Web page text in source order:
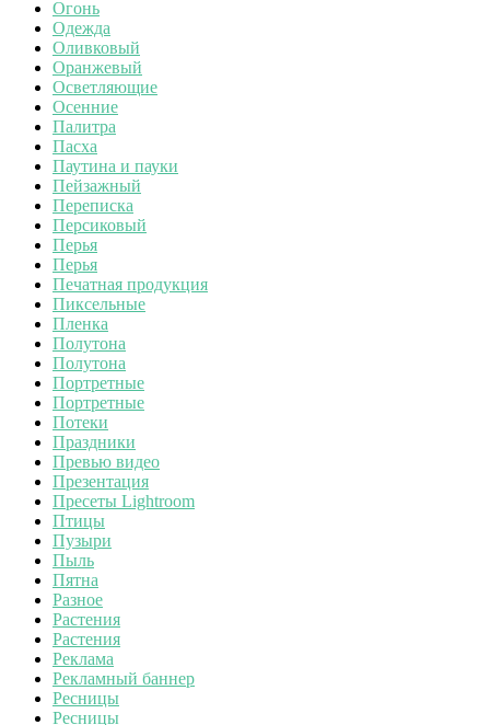
Огонь
Одежда
Оливковый
Оранжевый
Осветляющие
Осенние
Палитра
Пасха
Паутина и пауки
Пейзажный
Переписка
Персиковый
Перья
Перья
Печатная продукция
Пиксельные
Пленка
Полутона
Полутона
Портретные
Портретные
Потеки
Праздники
Превью видео
Презентация
Пресеты Lightroom
Птицы
Пузыри
Пыль
Пятна
Разное
Растения
Растения
Реклама
Рекламный баннер
Ресницы
Ресницы